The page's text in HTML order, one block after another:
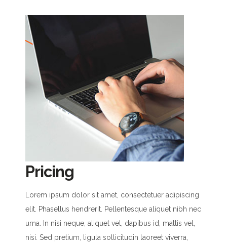
Pricing
Lorem ipsum dolor sit amet, consectetuer adipiscing
elit. Phasellus hendrerit. Pellentesque aliquet nibh nec
urna. In nisi neque, aliquet vel, dapibus id, mattis vel,
nisi. Sed pretium, ligula sollicitudin laoreet viverra,